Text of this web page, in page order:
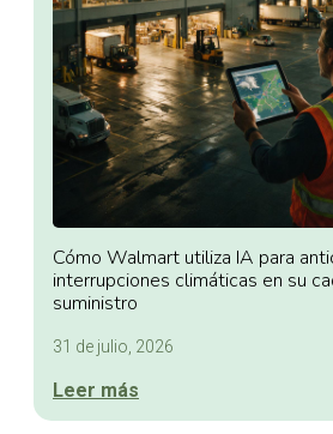
Cómo Walmart utiliza IA para
interrupciones climáticas en su
suministro
31 de julio, 2026
Leer más